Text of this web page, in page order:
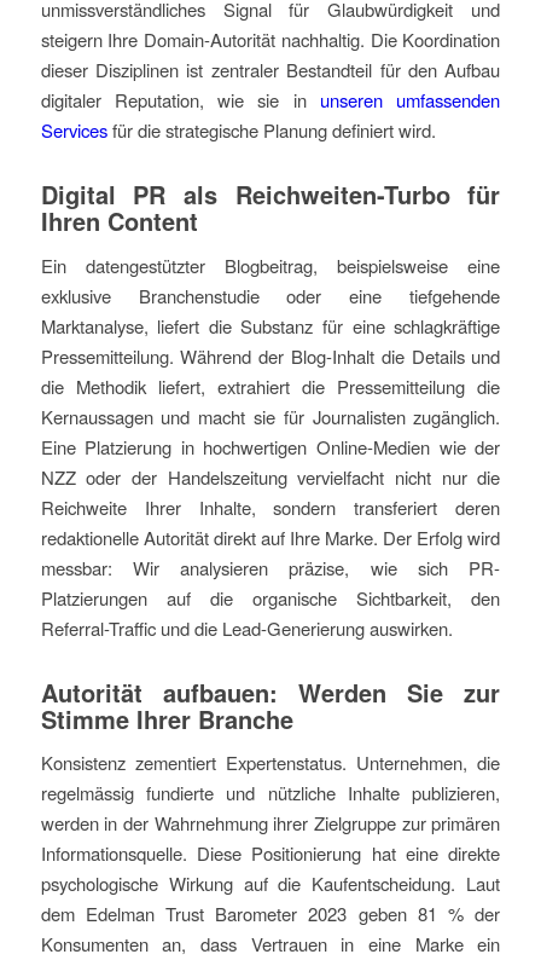
unmissverständliches Signal für Glaubwürdigkeit und
steigern Ihre Domain-Autorität nachhaltig. Die Koordination
dieser Disziplinen ist zentraler Bestandteil für den Aufbau
digitaler Reputation, wie sie in unseren umfassenden
Servicesfür die strategische Planung definiert wird.
Digital PR als Reichweiten-Turbo für
Ihren Content
Ein datengestützter Blogbeitrag, beispielsweise eine
exklusive Branchenstudie oder eine tiefgehende
Marktanalyse, liefert die Substanz für eine schlagkräftige
Pressemitteilung. Während der Blog-Inhalt die Details und
die Methodik liefert, extrahiert die Pressemitteilung die
Kernaussagen und macht sie für Journalisten zugänglich.
Eine Platzierung in hochwertigen Online-Medien wie der
NZZ oder der Handelszeitung vervielfacht nicht nur die
Reichweite Ihrer Inhalte, sondern transferiert deren
redaktionelle Autorität direkt auf Ihre Marke. Der Erfolg wird
messbar: Wir analysieren präzise, wie sich PR-
Platzierungen auf die organische Sichtbarkeit, den
Referral-Traffic und die Lead-Generierung auswirken.
Autorität aufbauen: Werden Sie zur
Stimme Ihrer Branche
Konsistenz zementiert Expertenstatus. Unternehmen, die
regelmässig fundierte und nützliche Inhalte publizieren,
werden in der Wahrnehmung ihrer Zielgruppe zur primären
Informationsquelle. Diese Positionierung hat eine direkte
psychologische Wirkung auf die Kaufentscheidung. Laut
dem Edelman Trust Barometer 2023 geben 81 % der
Konsumenten an, dass Vertrauen in eine Marke ein